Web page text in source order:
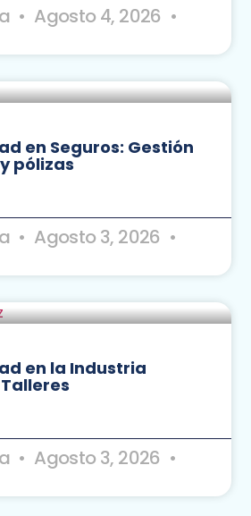
Agosto 4, 2026
en Seguros: Gestión
pólizas
Agosto 3, 2026
en la Industria
Agosto 3, 2026